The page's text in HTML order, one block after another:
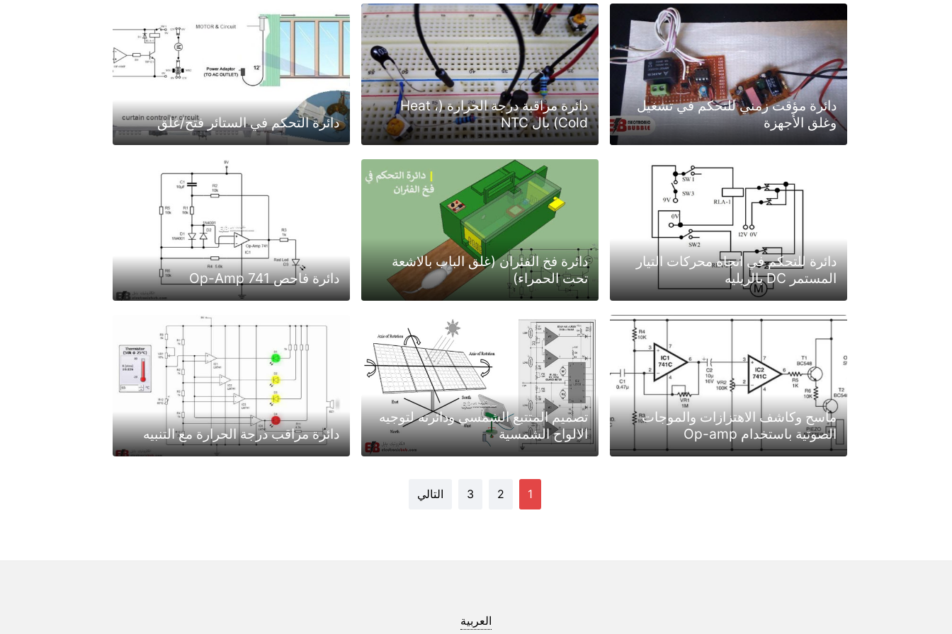
دائرة مؤقت زمني للتحكم في تشغيل
وغلق الأجهزة
دائرة مراقبة درجة الحرارة (Heat ،
Cold) بال NTC
دائرة التحكم في الستائر فتح/غلق
دائرة للتحكم في اتجاه محركات التيار
المستمر DC بالريليه
دائرة فخ الفئران (غلق الباب بالاشعة
تحت الحمراء)
دائرة فاحص Op-Amp 741
ماسح وكاشف الاهتزازات والموجات
الصوتية باستخدام Op-amp
تصميم المتتبع الشمسي ودائرته لتوجيه
الالواح الشمسية
دائرة مراقب درجة الحرارة مع التنبيه
1
2
3 التالي
العربية